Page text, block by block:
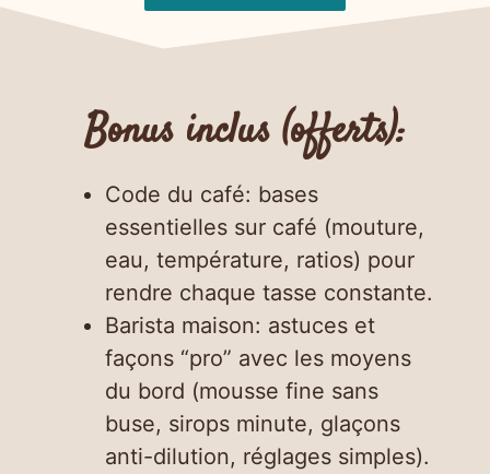
Bonus inclus (offerts):
Code du café: bases
essentielles sur café (mouture,
eau, température, ratios) pour
rendre chaque tasse constante.
Barista maison: astuces et
façons “pro” avec les moyens
du bord (mousse fine sans
buse, sirops minute, glaçons
anti-dilution, réglages simples).